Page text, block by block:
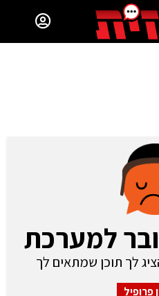
למערכת
לך תוכן שמתאים לך
פרופיל